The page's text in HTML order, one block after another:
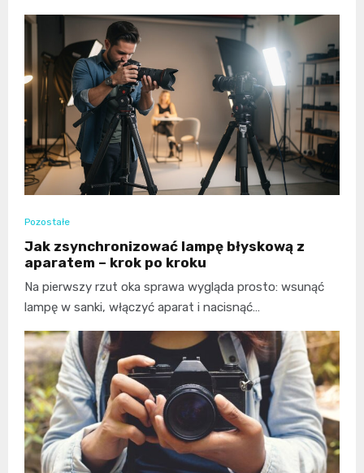
Pozostałe
Jak zsynchronizować lampę błyskową z
aparatem – krok po kroku
Na pierwszy rzut oka sprawa wygląda prosto: wsunąć
lampę w sanki, włączyć aparat i nacisnąć…